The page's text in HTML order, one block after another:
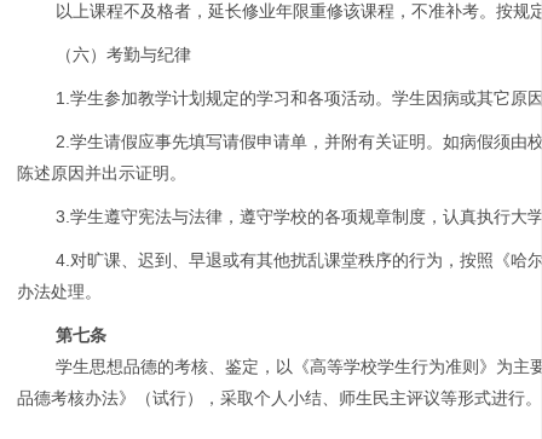
以上课程不及格者，延长修业年限重修该课程，不准补考。按规
（六）考勤与纪律
1.学生参加教学计划规定的学习和各项活动。学生因病或其它原
2.学生请假应事先填写请假申请单，并附有关证明。如病假须由
陈述原因并出示证明。
3.学生遵守宪法与法律，遵守学校的各项规章制度，认真执行大
4.对旷课、迟到、早退或有其他扰乱课堂秩序的行为，按照《哈
办法处理。
第七条
学生思想品德的考核、鉴定，以《高等学校学生行为准则》为
品德考核办法》（试行），采取个人小结、师生民主评议等形式进行。